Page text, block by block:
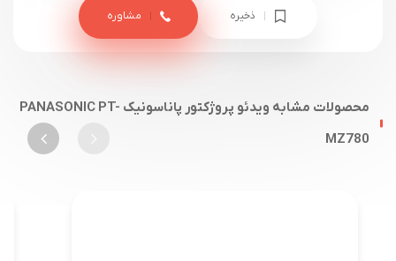
ذخیره مشاوره
محصولات مشابه ویدئو پروژکتور پاناسونیک PANASONIC PT-
MZ780